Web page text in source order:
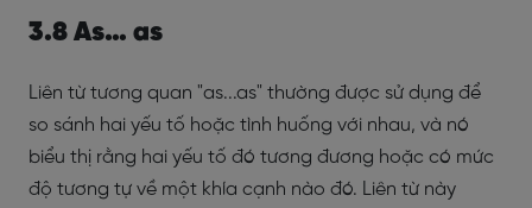
3.8 As… as
Liên từ tương quan "as...as" thường được sử dụng để
so sánh hai yếu tố hoặc tình huống với nhau, và nó
biểu thị rằng hai yếu tố đó tương đương hoặc có mức
độ tương tự về một khía cạnh nào đó. Liên từ này